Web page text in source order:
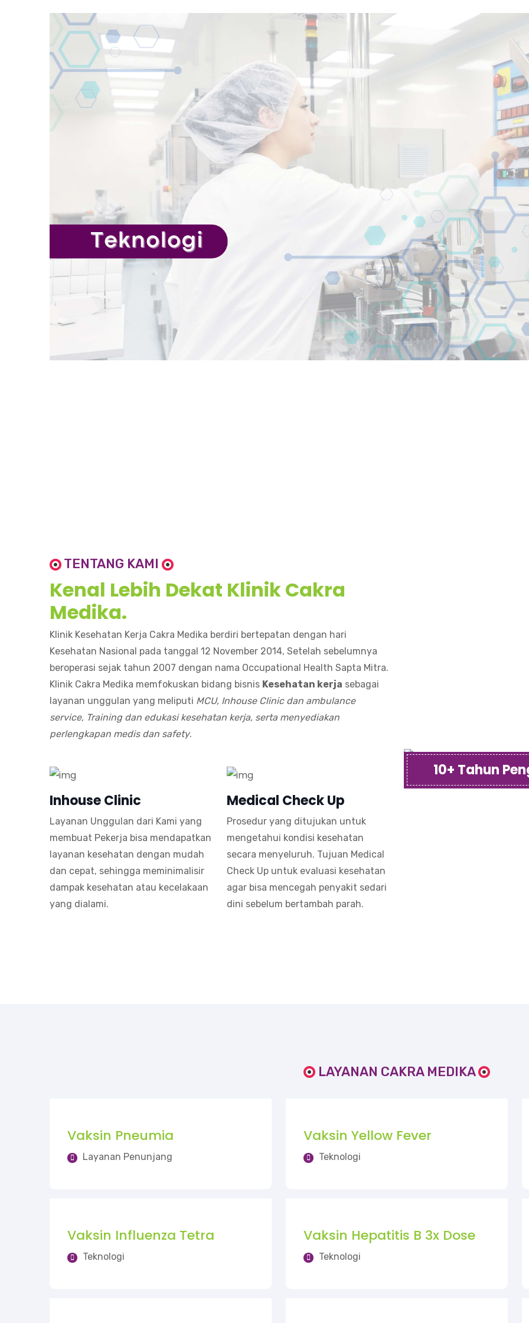
TENTANG KAMI
Kenal Lebih Dekat Klinik Cakra
Medika.
Klinik Kesehatan Kerja Cakra Medika berdiri bertepatan dengan hari
Kesehatan Nasional pada tanggal 12 November 2014, Setelah sebelumnya
beroperasi sejak tahun 2007 dengan nama Occupational Health Sapta Mitra.
Klinik Cakra Medika memfokuskan bidang bisnis Kesehatan kerja sebagai
layanan unggulan yang meliputi MCU, Inhouse Clinic dan ambulance
service, Training dan edukasi kesehatan kerja, serta menyediakan
perlengkapan medis dan safety.
Inhouse Clinic
Layanan Unggulan dari Kami yang
membuat Pekerja bisa mendapatkan
layanan kesehatan dengan mudah
dan cepat, sehingga meminimalisir
dampak kesehatan atau kecelakaan
yang dialami.
Medical Check Up
Prosedur yang ditujukan untuk
mengetahui kondisi kesehatan
secara menyeluruh. Tujuan Medical
Check Up untuk evaluasi kesehatan
agar bisa mencegah penyakit sedari
dini sebelum bertambah parah.
10+ Tahun
LAYANAN CAKRA MEDIKA
Vaksin Pneumia
Layanan Penunjang
Vaksin Yellow Fever
Teknologi
Vaksin Influenza Tetra
Teknologi
Vaksin Hepatitis B 3x Dose
Teknologi